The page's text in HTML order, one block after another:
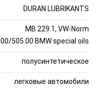
DURAN LUBRIKANTS
MB 229.1, VW-Norm
505.00 BMW special oils
полусинтетическое
легковые автомобили